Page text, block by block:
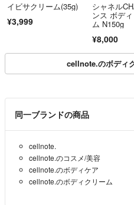
イビサクリーム(35g)
¥3,999
シャネル
ンス ボデ
ム N150g
¥8,000
cellnote.のボディ
同一ブランドの商品
cellnote.
cellnote.のコスメ/美容
cellnote.のボディケア
cellnote.のボディクリーム